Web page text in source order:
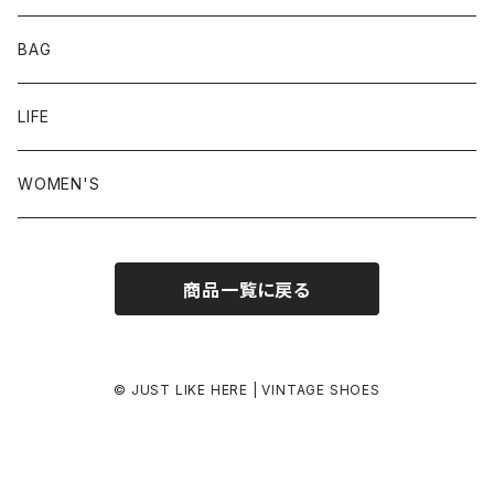
24.0-24.5 cm
24.5-25.0 cm
25.0-25.5 cm
26.0-26.5 cm
26.5-27.0 cm
BAG
LIFE
WOMEN'S
商品一覧に戻る
© JUST LIKE HERE | VINTAGE SHOES